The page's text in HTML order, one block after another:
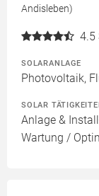
Andisleben)
4.5
SOLARANLAGE
Photovoltaik,
SOLAR
Anlage &
Wartung /